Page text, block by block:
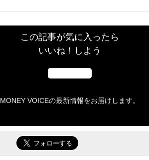
この記事が気に入ったら
いいね！しよう
MONEY VOICEの最新情報をお届けします。